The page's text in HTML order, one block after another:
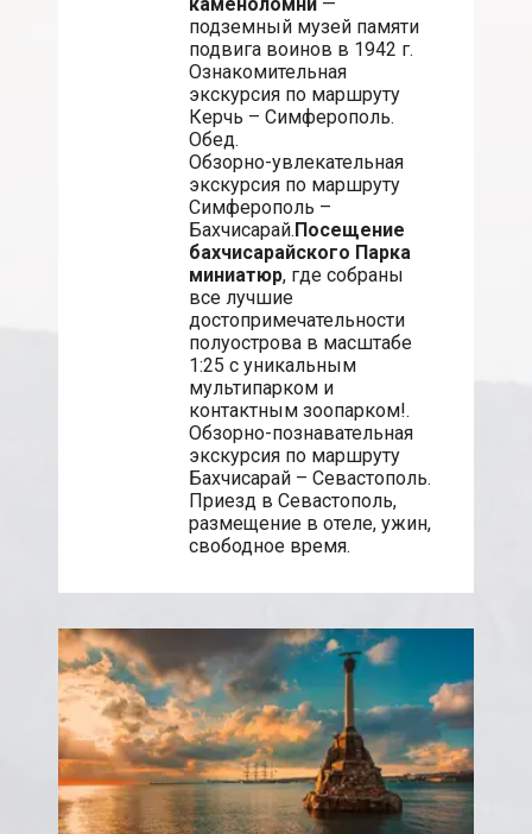
подземный музей памяти
подвига воинов в 1942 г.
Ознакомительная
экскурсия по маршруту
Керчь – Симферополь.
Обед.
Обзорно-увлекательная
экскурсия по маршруту
Симферополь –
Бахчисарай.Посещение
бахчисарайского Парка
миниатюр, где собраны
все лучшие
достопримечательности
полуострова в масштабе
1:25 с уникальным
мультипарком и
контактным зоопарком!.
Обзорно-познавательная
экскурсия по маршруту
Бахчисарай – Севастополь.
Приезд в Севастополь,
размещение в отеле, ужин,
свободное время.